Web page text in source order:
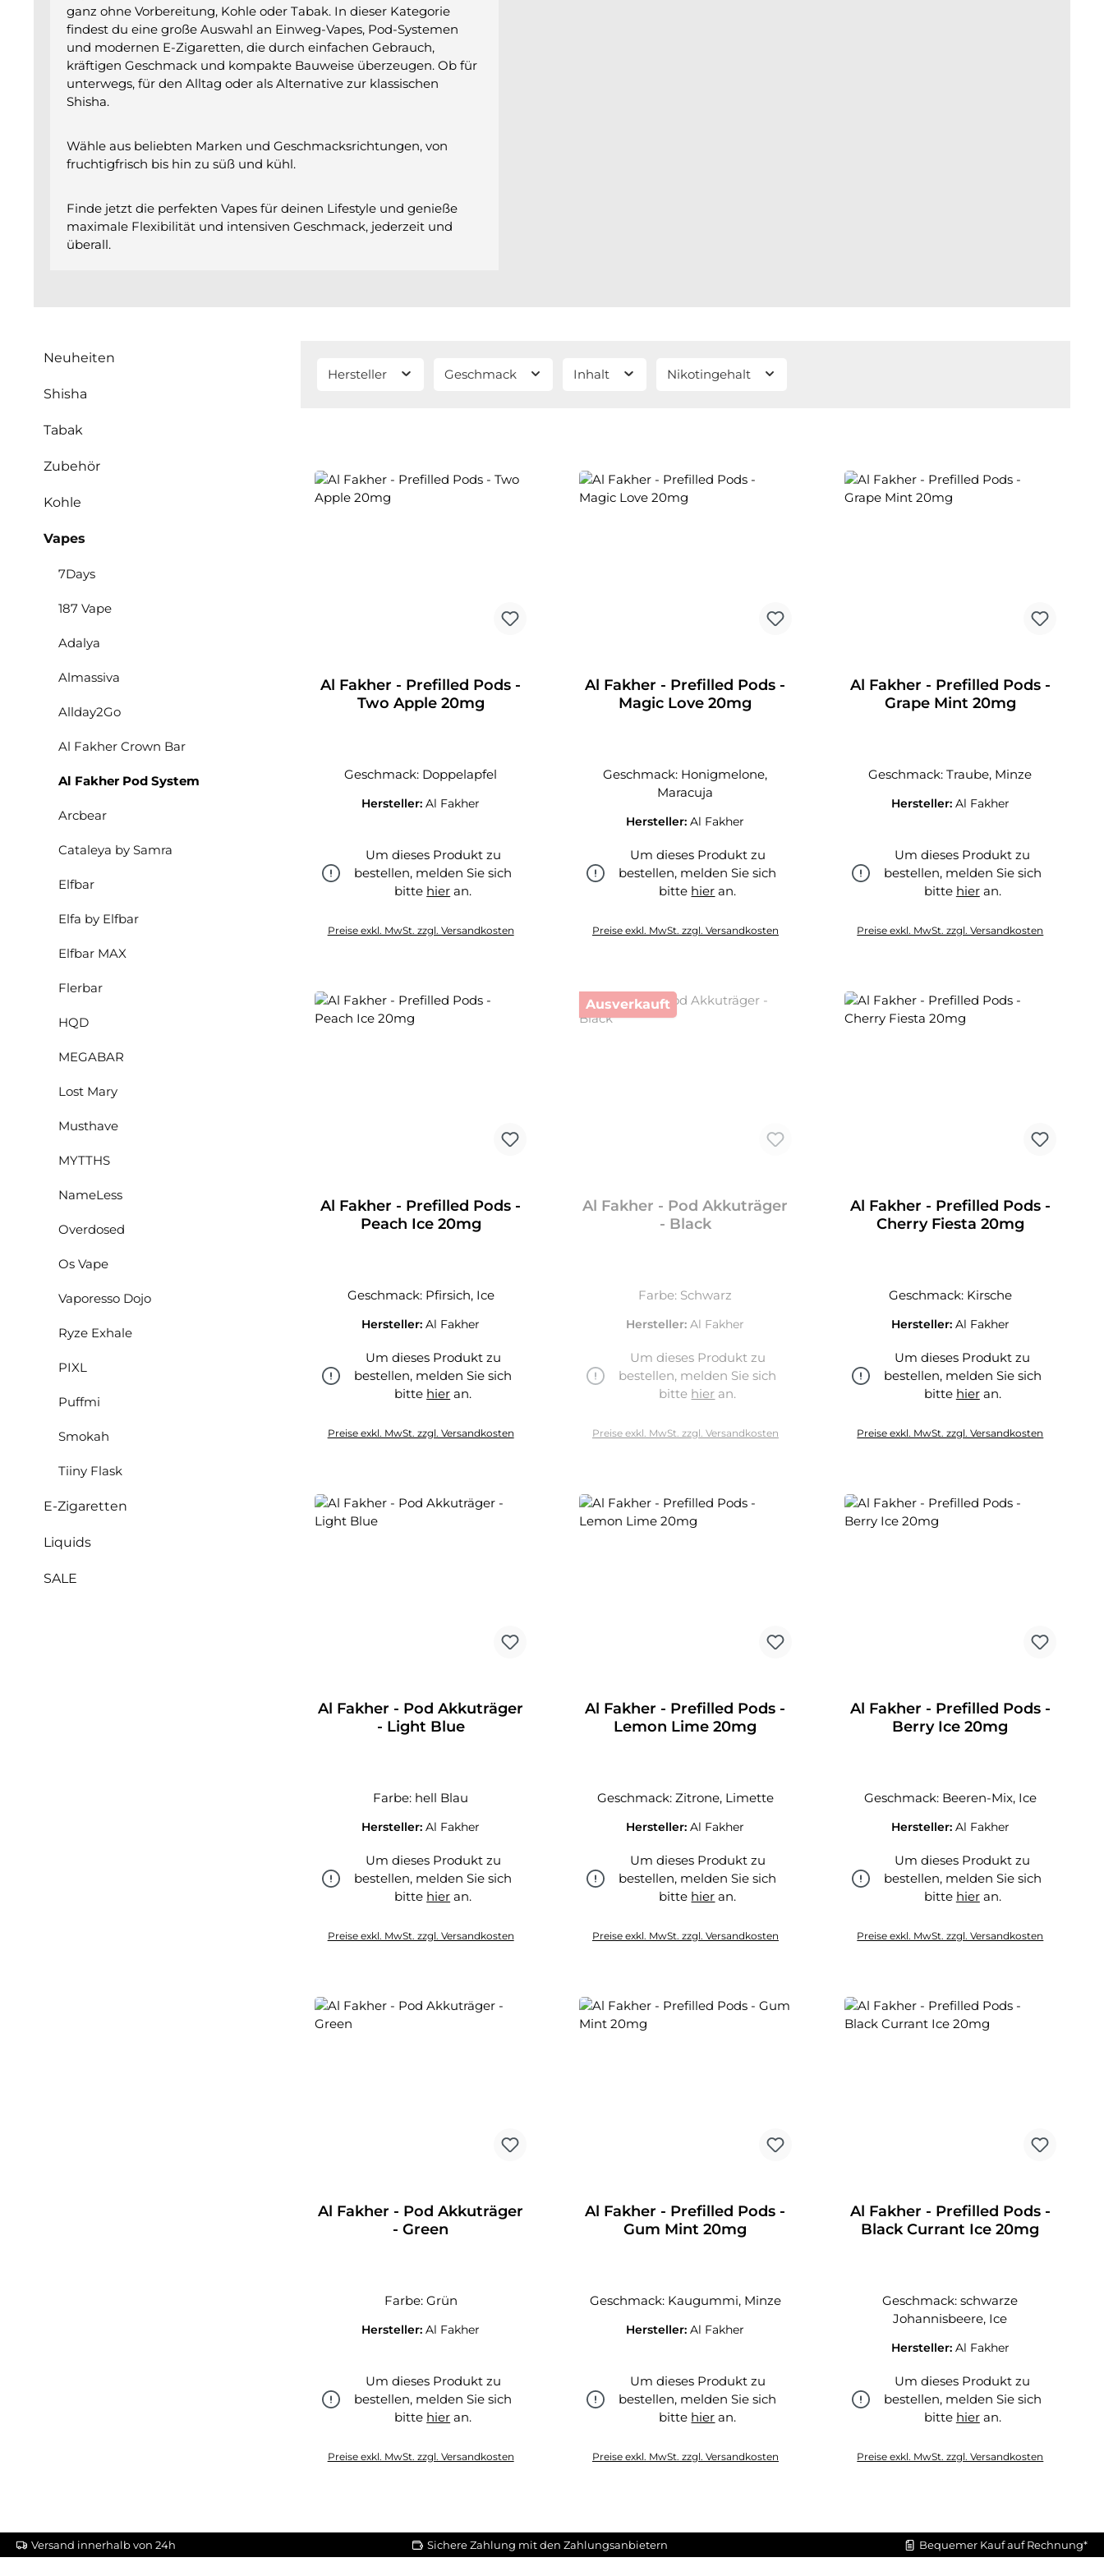
ganz ohne Vorbereitung, Kohle oder Tabak. In dieser Kategorie
findest du eine große Auswahl an Einweg-Vapes, Pod-Systemen
und modernen E-Zigaretten, die durch einfachen Gebrauch,
kräftigen Geschmack und kompakte Bauweise überzeugen. Ob für
unterwegs, für den Alltag oder als Alternative zur klassischen
Shisha.
Wähle aus beliebten Marken und Geschmacksrichtungen, von
fruchtigfrisch bis hin zu süß und kühl.
Finde jetzt die perfekten Vapes für deinen Lifestyle und genieße
maximale Flexibilität und intensiven Geschmack, jederzeit und
überall.
Neuheiten
Shisha
Tabak
Zubehör
Kohle
Vapes
7Days
187 Vape
Adalya
Almassiva
Allday2Go
Al Fakher Crown Bar
Al Fakher Pod System
Arcbear
Cataleya by Samra
Elfbar
Elfa by Elfbar
Elfbar MAX
Flerbar
HQD
MEGABAR
Lost Mary
Musthave
MYTTHS
NameLess
Overdosed
Os Vape
Vaporesso Dojo
Ryze Exhale
PIXL
Puffmi
Smokah
Tiiny Flask
E-Zigaretten
Liquids
SALE
Hersteller Geschmack Inhalt Nikotingehalt
Al Fakher - Prefilled Pods -
Two Apple 20mg
Geschmack: Doppelapfel
Hersteller:Al Fakher
Um dieses Produkt zu
bestellen, melden Sie sich
bitte hier an.
Preise exkl. MwSt. zzgl. Versandkosten
Al Fakher - Prefilled Pods -
Magic Love 20mg
Geschmack: Honigmelone,
Maracuja
Hersteller:Al Fakher
Um dieses Produkt zu
bestellen, melden Sie sich
bitte hier an.
Preise exkl. MwSt. zzgl. Versandkosten
Al Fakher - Prefilled Pods -
Grape Mint 20mg
Geschmack: Traube, Minze
Hersteller: Al Fakher
Um dieses Produkt zu
bestellen, melden Sie sich
bitte hieran.
Preise exkl. MwSt. zzgl. Versandkosten
Al Fakher - Prefilled Pods -
Peach Ice 20mg
Geschmack: Pfirsich, Ice
Hersteller:Al Fakher
Um dieses Produkt zu
bestellen, melden Sie sich
bitte hier an.
Preise exkl. MwSt. zzgl. Versandkosten
Ausverkauft
Al Fakher - Pod Akkuträger
- Black
Farbe: Schwarz
Hersteller:Al Fakher
Um dieses Produkt zu
bestellen, melden Sie sich
bitte hier an.
Preise exkl. MwSt. zzgl. Versandkosten
Al Fakher - Prefilled Pods -
Cherry Fiesta 20mg
Geschmack: Kirsche
Hersteller: Al Fakher
Um dieses Produkt zu
bestellen, melden Sie sich
bitte hieran.
Preise exkl. MwSt. zzgl. Versandkosten
Al Fakher - Pod Akkuträger
- Light Blue
Farbe: hell Blau
Hersteller:Al Fakher
Um dieses Produkt zu
bestellen, melden Sie sich
bitte hier an.
Preise exkl. MwSt. zzgl. Versandkosten
Al Fakher - Prefilled Pods -
Lemon Lime 20mg
Geschmack: Zitrone, Limette
Hersteller:Al Fakher
Um dieses Produkt zu
bestellen, melden Sie sich
bitte hier an.
Preise exkl. MwSt. zzgl. Versandkosten
Al Fakher - Prefilled Pods -
Berry Ice 20mg
Geschmack: Beeren-Mix, Ice
Hersteller: Al Fakher
Um dieses Produkt zu
bestellen, melden Sie sich
bitte hieran.
Preise exkl. MwSt. zzgl. Versandkosten
Al Fakher - Pod Akkuträger
- Green
Farbe: Grün
Hersteller:Al Fakher
Um dieses Produkt zu
bestellen, melden Sie sich
bitte hier an.
Preise exkl. MwSt. zzgl. Versandkosten
Al Fakher - Prefilled Pods -
Gum Mint 20mg
Geschmack: Kaugummi, Minze
Hersteller:Al Fakher
Um dieses Produkt zu
bestellen, melden Sie sich
bitte hier an.
Preise exkl. MwSt. zzgl. Versandkosten
Al Fakher - Prefilled Pods -
Black Currant Ice 20mg
Geschmack: schwarze
Johannisbeere, Ice
Hersteller: Al Fakher
Um dieses Produkt zu
bestellen, melden Sie sich
bitte hieran.
Preise exkl. MwSt. zzgl. Versandkosten
Versand innerhalb von 24h Sichere Zahlung mit den Zahlungsanbietern Bequemer Kauf auf Rechnung*